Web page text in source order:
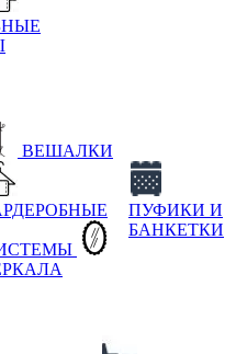
ВЕШАЛКИ
ПУФИКИ И
БАНКЕТКИ